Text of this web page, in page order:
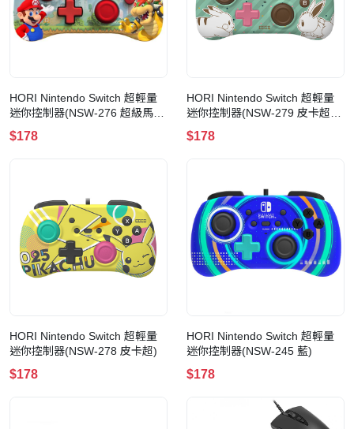
HORI Nintendo Switch 超輕量
迷你控制器(NSW-276 超級馬里
奧)
$178
HORI Nintendo Switch 超輕量
迷你控制器(NSW-279 皮卡超&
伊布)
$178
HORI Nintendo Switch 超輕量
迷你控制器(NSW-278 皮卡超)
$178
HORI Nintendo Switch 超輕量
迷你控制器(NSW-245 藍)
$178